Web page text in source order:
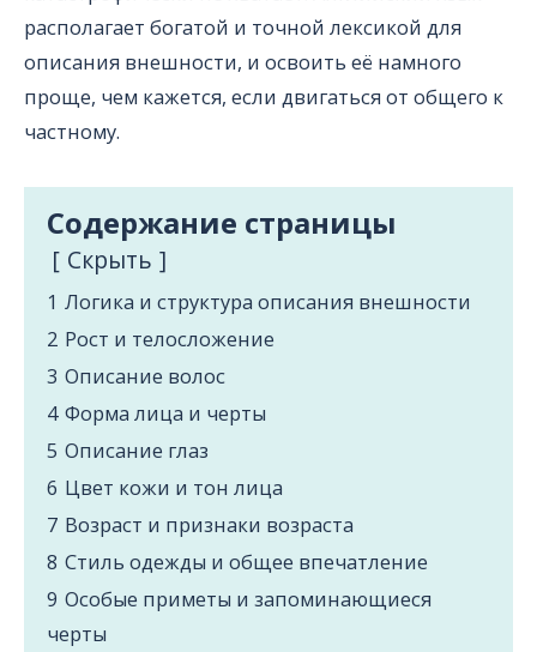
располагает богатой и точной лексикой для
описания внешности, и освоить её намного
проще, чем кажется, если двигаться от общего к
частному.
Содержание страницы
Cкрыть
1 Логика и структура описания внешности
2 Рост и телосложение
3 Описание волос
4 Форма лица и черты
5 Описание глаз
6 Цвет кожи и тон лица
7 Возраст и признаки возраста
8 Стиль одежды и общее впечатление
9 Особые приметы и запоминающиеся
черты